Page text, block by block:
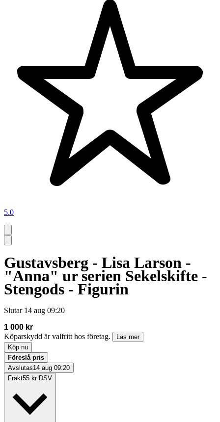
5.0
Gustavsberg - Lisa Larson -
"Anna" ur serien Sekelskifte -
Stengods - Figurin
Slutar 14 aug 09:20
1 000 kr
Köparskydd är valfritt hos företag.
Läs mer
Köp nu
Föreslå pris
Avslutas14 aug 09:20
Frakt55 kr DSV